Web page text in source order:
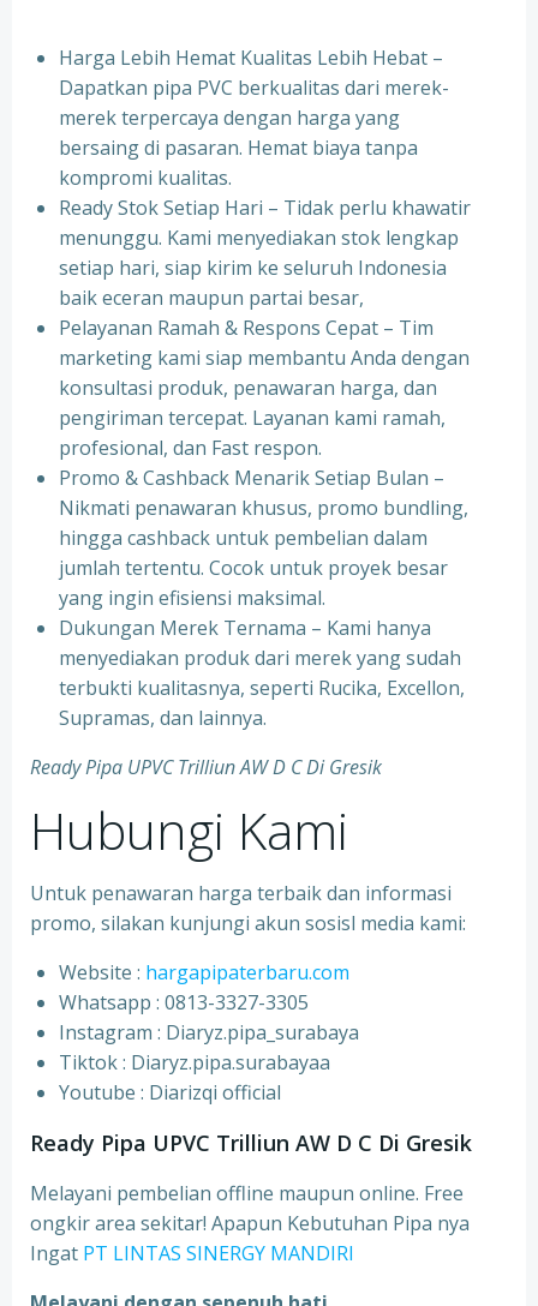
Harga Lebih Hemat Kualitas Lebih Hebat –
Dapatkan pipa PVC berkualitas dari merek-
merek terpercaya dengan harga yang
bersaing di pasaran. Hemat biaya tanpa
kompromi kualitas.
Ready Stok Setiap Hari – Tidak perlu khawatir
menunggu. Kami menyediakan stok lengkap
setiap hari, siap kirim ke seluruh Indonesia
baik eceran maupun partai besar,
Pelayanan Ramah & Respons Cepat – Tim
marketing kami siap membantu Anda dengan
konsultasi produk, penawaran harga, dan
pengiriman tercepat. Layanan kami ramah,
profesional, dan Fast respon.
Promo & Cashback Menarik Setiap Bulan –
Nikmati penawaran khusus, promo bundling,
hingga cashback untuk pembelian dalam
jumlah tertentu. Cocok untuk proyek besar
yang ingin efisiensi maksimal.
Dukungan Merek Ternama – Kami hanya
menyediakan produk dari merek yang sudah
terbukti kualitasnya, seperti Rucika, Excellon,
Supramas, dan lainnya.
Ready Pipa UPVC Trilliun AW D C Di Gresik
Hubungi Kami
Untuk penawaran harga terbaik dan informasi
promo, silakan kunjungi akun sosisl media kami:
Website : hargapipaterbaru.com
Whatsapp : 0813-3327-3305
⁠Instagram : Diaryz.pipa_surabaya
⁠Tiktok : Diaryz.pipa.surabayaa
⁠Youtube : Diarizqi official
Ready Pipa UPVC Trilliun AW D C Di Gresik
Melayani pembelian offline maupun online. Free
ongkir area sekitar! Apapun Kebutuhan Pipa nya
Ingat PT LINTAS SINERGY MANDIRI